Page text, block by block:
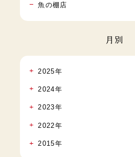
魚の棚店
月別
2025年
2024年
2023年
2022年
2015年